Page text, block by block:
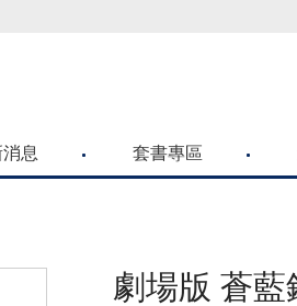
文購物網的朋友們，提高警覺！
息 套書專區
劇場版 蒼藍